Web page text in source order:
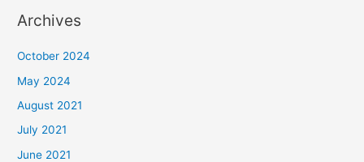
Archives
October 2024
May 2024
August 2021
July 2021
June 2021